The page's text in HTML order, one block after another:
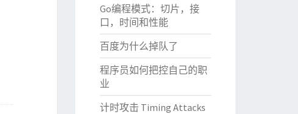
Go编程模式：切片，接
口，时间和性能
百度为什么掉队了
程序员如何把控自己的职
业
计时攻击 Timing Attacks